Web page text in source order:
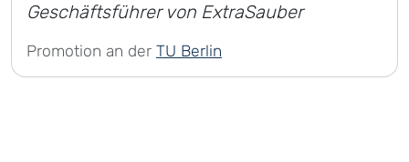
Geschäftsführer von ExtraSauber
Promotion an der TU Berlin